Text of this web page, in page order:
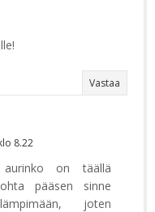
Vastaa
8.22
aurinko on täällä
pääsen sinne
joten